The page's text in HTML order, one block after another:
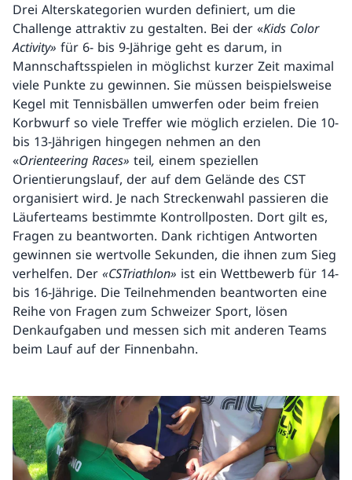
Drei Alterskategorien wurden definiert, um die
Challenge attraktiv zu gestalten. Bei der «Kids Color
Activity» für 6- bis 9-Jährige geht es darum, in
Mannschaftsspielen in möglichst kurzer Zeit maximal
viele Punkte zu gewinnen. Sie müssen beispielsweise
Kegel mit Tennisbällen umwerfen oder beim freien
Korbwurf so viele Treffer wie möglich erzielen. Die 10-
bis 13-Jährigen hingegen nehmen an den
«Orienteering Races» teil, einem speziellen
Orientierungslauf, der auf dem Gelände des CST
organisiert wird. Je nach Streckenwahl passieren die
Läuferteams bestimmte Kontrollposten. Dort gilt es,
Fragen zu beantworten. Dank richtigen Antworten
gewinnen sie wertvolle Sekunden, die ihnen zum Sieg
verhelfen. Der «CSTriathlon» ist ein Wettbewerb für 14-
bis 16-Jährige. Die Teilnehmenden beantworten eine
Reihe von Fragen zum Schweizer Sport, lösen
Denkaufgaben und messen sich mit anderen Teams
beim Lauf auf der Finnenbahn.